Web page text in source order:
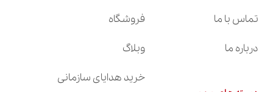
تماس با ما
درباره ما
فروشگاه
وبلاگ
خرید هدایای سازمانی